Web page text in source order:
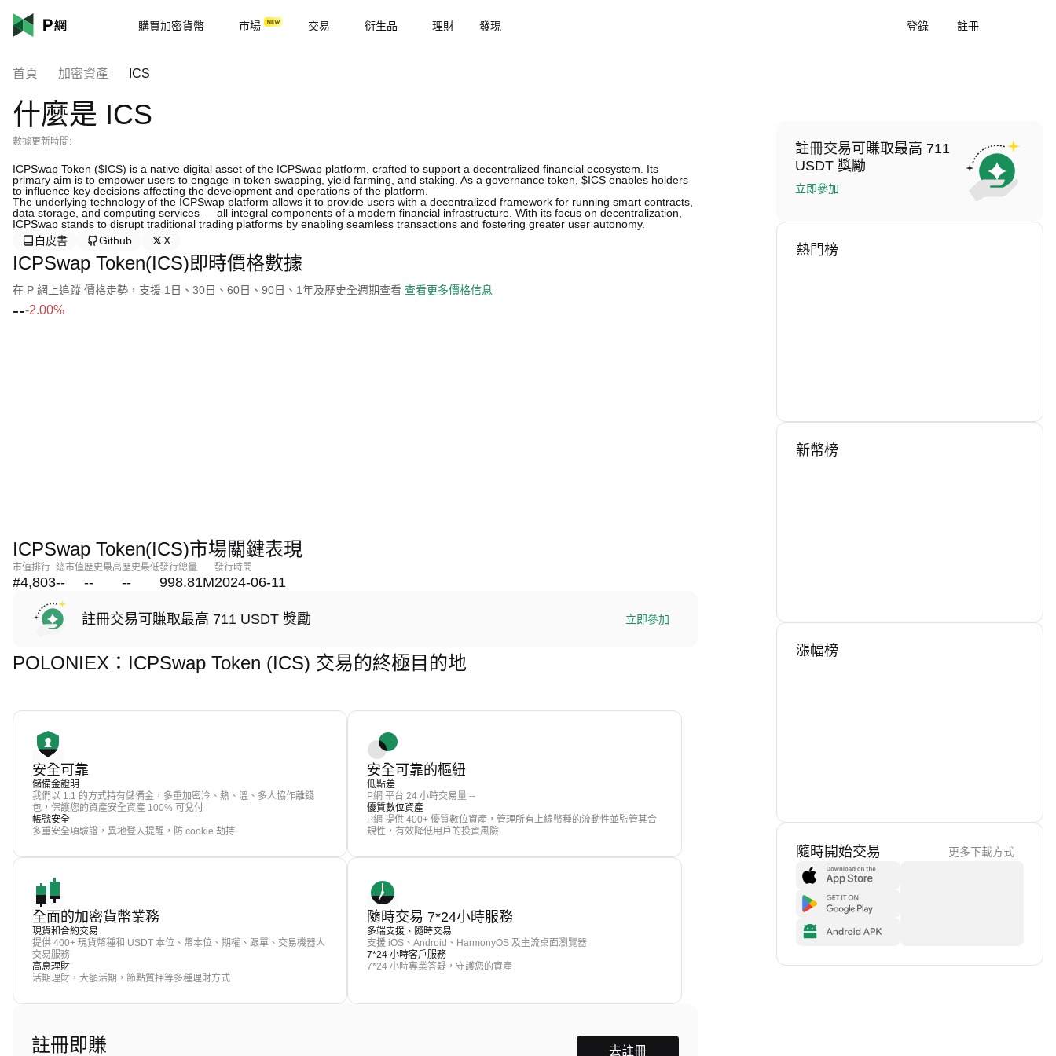
購買加密貨幣 市場 交易 衍生品 理財 發現 登錄 註冊
首頁 加密資產 ICS
什麼是 ICS
數據更新時間:
ICPSwap Token ($ICS) is a native digital asset of the ICPSwap platform, crafted to support a decentralized financial ecosystem. Its
primary aim is to empower users to engage in token swapping, yield farming, and staking. As a governance token, $ICS enables holders
to influence key decisions affecting the development and operations of the platform.
The underlying technology of the ICPSwap platform allows it to provide users with a decentralized framework for running smart contracts,
data storage, and computing services — all integral components of a modern financial infrastructure. With its focus on decentralization,
ICPSwap stands to disrupt traditional trading platforms by enabling seamless transactions and fostering greater user autonomy.
白皮書
Github X
ICPSwap Token(ICS)即時價格數據
在 P 網上追蹤 價格走勢，支援 1日、30日、60日、90日、1年及歷史全週期查看 查看更多價格信息
---2.00%
ICPSwap Token(ICS)市場關鍵表現
市值排行
#4,803
總市值
--
歷史最高
--
歷史最低
--
發行總量
998.81M
發行時間
2024-06-11
註冊交易可賺取最高 711 USDT 獎勵 立即參加
POLONIEX：ICPSwap Token (ICS) 交易的終極目的地
安全可靠
儲備金證明
我們以 1:1 的方式持有儲備金，多重加密冷、熱、溫、多人協作離錢
包，保護您的資產安全資產 100% 可兌付
帳號安全
多重安全項驗證，異地登入提醒，防 cookie 劫持
安全可靠的樞紐
低點差
P網 平台 24 小時交易量 --
優質數位資產
P網 提供 400+ 優質數位資產，管理所有上線幣種的流動性並監管其合
規性，有效降低用戶的投資風險
全面的加密貨幣業務
現貨和合約交易
提供 400+ 現貨幣種和 USDT 本位、幣本位、期權、跟單、交易機器人
交易服務
高息理財
活期理財，大額活期，節點質押等多種理財方式
隨時交易 7*24小時服務
多端支援、隨時交易
支援 iOS、Android、HarmonyOS 及主流桌面瀏覽器
7*24 小時客戶服務
7*24 小時專業答疑，守護您的資產
註冊即賺 去註冊
註冊交易可賺取最高 711
USDT 獎勵
立即參加
熱門榜
新幣榜
漲幅榜
隨時開始交易 更多下載方式